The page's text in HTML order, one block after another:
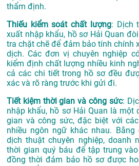
thẩm định.
Thiếu kiểm soát chất lượng: Dịch
xuất nhập khẩu, hồ sơ Hải Quan
tra chặt chẽ để đảm bảo tính chính
dịch. Các đơn vị chuyên nghiệp
kiểm định chất lượng nhiều kinh
cả các chi tiết trong hồ sơ đều
xác và rõ ràng trước khi gửi đi.
Tiết kiệm thời gian và công sức:
nhập khẩu, hồ sơ Hải Quan là một
gian và công sức, đặc biệt với
nhiều ngôn ngữ khác nhau.
dịch thuật chuyên nghiệp, doanh
thời gian quý báu để tập trung
đồng thời đảm bảo hồ sơ được